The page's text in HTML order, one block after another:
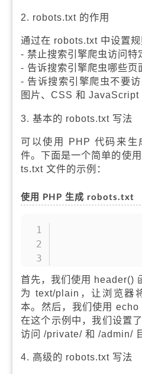
2. robots.txt 的作用
通过在 robots.txt 中设置规
- 禁止搜索引擎爬虫访问特
- 告诉搜索引擎爬虫哪些页
- 告诉搜索引擎爬虫不要
图片、CSS 和 JavaScript
3. 基本的 robots.txt 写法
可以使用 PHP 代码来生
件。下面是一个简单的使
ts.txt 文件的示例：
使用 PHP 生成 robots.txt
首先，我们使用 header()
为 text/plain，让浏览器
本。然后，我们使用 echo
在这个示例中，我们设置
访问 /private/ 和 /admin/
4. 高级的 robots.txt 写法